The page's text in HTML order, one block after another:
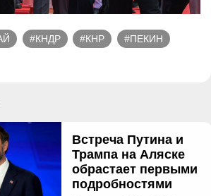
#КНДР #КНР #ПЕКИН
Встреча Путина и
Трампа на Аляске
обрастает первыми
подробностями